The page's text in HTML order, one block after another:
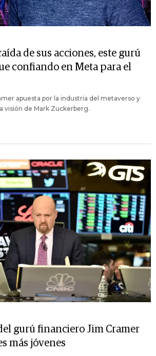
de sus acciones, este gurú
confiando en Meta para el
apuesta por la industria del metaverso y
visión de Mark Zuckerberg.
gurú financiero Jim Cramer
más jóvenes